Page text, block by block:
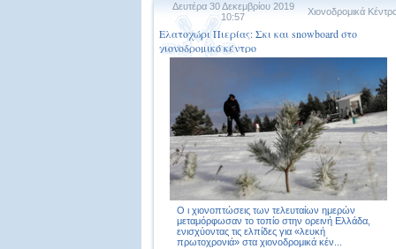
Δευτέρα 30 Δεκεμβρίου 2019
10:57
Χιονοδρομικά
Ελατοχώρι Πιερίας: Σκι και snowboard στο
χιονοδρομικό κέντρο
Ο ι χιονοπτώσεις των τελευταίων ημερών
μεταμόρφωσαν το τοπίο στην ορεινή Ελλάδα,
ενισχύοντας τις ελπίδες για «λευκή
πρωτοχρονιά» στα χιονοδρομικά κέν...